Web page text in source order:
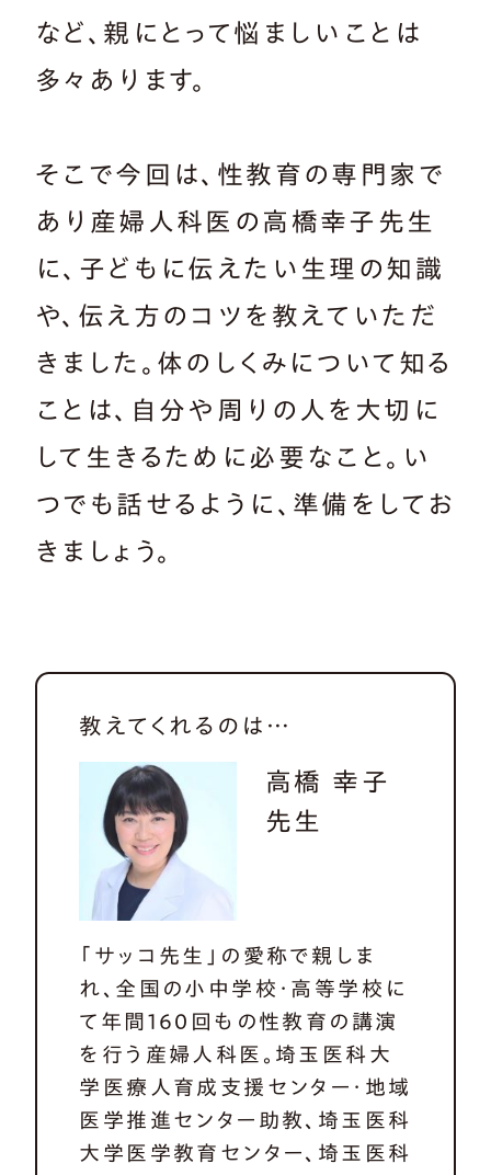
など、親にとって悩ましいことは
多々あります。
そこで今回は、性教育の専門家で
あり産婦人科医の高橋幸子先生
に、子どもに伝えたい生理の知識
や、伝え方のコツを教えていただ
きました。体のしくみについて知る
ことは、自分や周りの人を大切に
して生きるために必要なこと。い
つでも話せるように、準備をしてお
きましょう。
教えてくれるのは…
高橋 幸子
先生
「サッコ先生」の愛称で親しま
れ、全国の小中学校・高等学校に
て年間160回もの性教育の講演
を行う産婦人科医。埼玉医科大
学医療人育成支援センター・地域
医学推進センター助教、埼玉医科
大学医学教育センター、埼玉医科